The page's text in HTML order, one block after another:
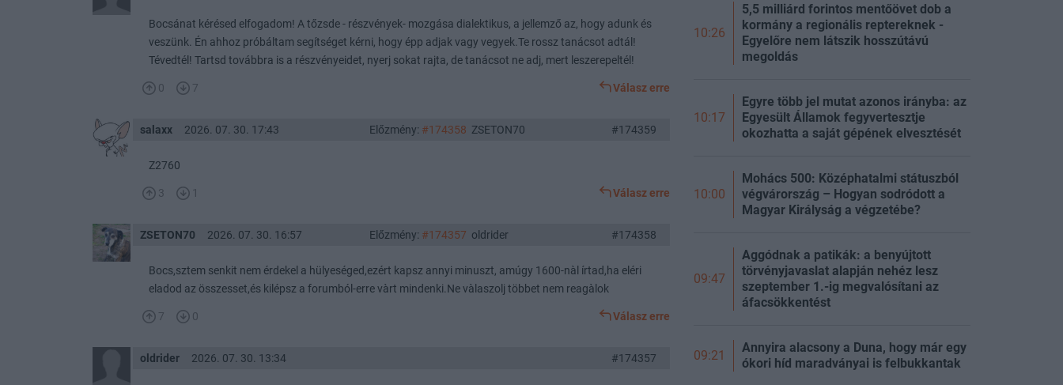
Bocsánat kérésed elfogadom! A tőzsde - részvények- mozgása dialektikus, a jellemző az, hogy adunk és
veszünk. Én ahhoz próbáltam segítséget kérni, hogy épp adjak vagy vegyek.Te rossz tanácsot adtál!
Tévedtél! Tartsd továbbra is a részvényeidet, nyerj sokat rajta, de tanácsot ne adj, mert leszerepeltél!
0 7 Válasz erre
salaxx 2026. 07. 30. 17:43 Előzmény: #174358 ZSETON70 #174359
Z2760
3 1 Válasz erre
ZSETON70 2026. 07. 30. 16:57 Előzmény: #174357 oldrider #174358
Bocs,sztem senkit nem érdekel a hülyeséged,ezért kapsz annyi minuszt, amúgy 1600-nàl írtad,ha eléri
eladod az összesset,és kilépsz a forumból-erre vàrt mindenki.Ne vàlaszolj többet nem reagàlok
7 0 Válasz erre
oldrider 2026. 07. 30. 13:34 #174357
10:26
5,5 milliárd forintos mentőövet dob a
kormány a regionális reptereknek -
Egyelőre nem látszik hosszútávú
megoldás
10:17
Egyre több jel mutat azonos irányba: az
Egyesült Államok fegyvertesztje
okozhatta a saját gépének elvesztését
10:00
Mohács 500: Középhatalmi státuszból
végvárország – Hogyan sodródott a
Magyar Királyság a végzetébe?
09:47
Aggódnak a patikák: a benyújtott
törvényjavaslat alapján nehéz lesz
szeptember 1.-ig megvalósítani az
áfacsökkentést
09:21
Annyira alacsony a Duna, hogy már egy
ókori híd maradványai is felbukkantak